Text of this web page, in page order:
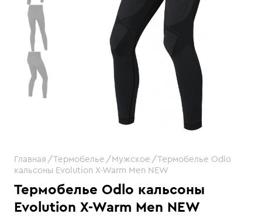
Термобелье Odlo кальсоны
Evolution X-Warm Men NEW
Главная Термобелье Мужское
Термобелье Odlo
кальсоны Evolution X-Warm Men NEW